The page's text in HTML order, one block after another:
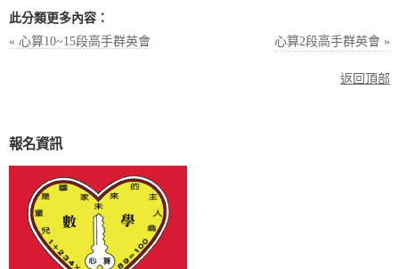
此分類更多內容：
« 心算10~15段高手群英會
心算2段高手群英會 »
返回頂部
報名資訊